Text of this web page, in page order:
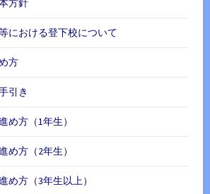
方針
における登下校について
方
引き
め方（1年生）
め方（2年生）
め方（3年生以上）